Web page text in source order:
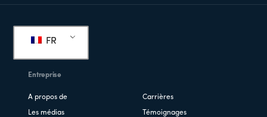
de
FR
Entreprise
A propos de Carrières
Les médias Témoignages